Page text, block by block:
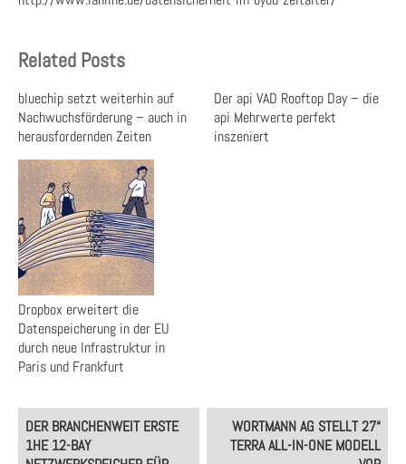
Related Posts
bluechip setzt weiterhin auf
Nachwuchsförderung – auch in
herausfordernden Zeiten
Der api VAD Rooftop Day – die
api Mehrwerte perfekt
inszeniert
Dropbox erweitert die
Datenspeicherung in der EU
durch neue Infrastruktur in
Paris und Frankfurt
Post
navigation
DER BRANCHENWEIT ERSTE
1HE 12-BAY
WORTMANN AG STELLT 27“
TERRA ALL-IN-ONE MODELL